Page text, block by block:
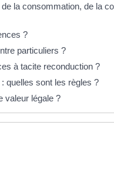
la consommation, de la
?
particuliers ?
à tacite reconduction ?
quelles sont les règles ?
valeur légale ?